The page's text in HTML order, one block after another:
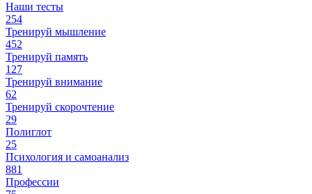
Наши тесты
254
Тренируй мышление
452
Тренируй память
127
Тренируй внимание
62
Тренируй скорочтение
29
Полиглот
25
Психология и самоанализ
881
Профессии